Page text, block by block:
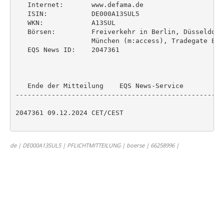
   Internet:       www.defama.de
   ISIN:           DE000A13SUL5
   WKN:            A13SUL
Börsen:         Freiverkehr in Berlin,
München (m:access), Tradegate
   EQS News ID:    2047361
   Ende der Mitteilung    EQS News-Service
2047361 09.12.2024 CET/CEST
de | DE000A13SUL5 | PFLICHTMITTEILUNG | boerse | 66258996 |